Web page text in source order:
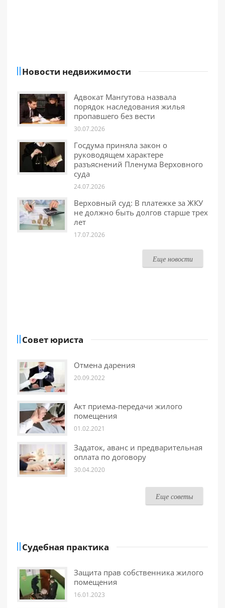
Новости недвижимости
Адвокат Мангутова назвала
порядок наследования жилья
пропавшего без вести
30.07.2026
Госдума приняла закон о
руководящем характере
разъяснений Пленума Верховного
суда
24.07.2026
Верховный суд: В платежке за ЖКУ
не должно быть долгов старше трех
лет
17.07.2026
Еще новости
Совет юриста
Отмена дарения
20.09.2022
Акт приема-передачи жилого
помещения
01.02.2021
Задаток, аванс и предварительная
оплата по договору
30.04.2020
Еще советы
Судебная практика
Защита прав собственника жилого
помещения
16.01.2023